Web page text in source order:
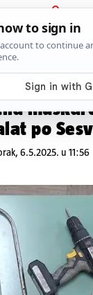
PRIJAVA
News
po
6.5.2025. u 11:56